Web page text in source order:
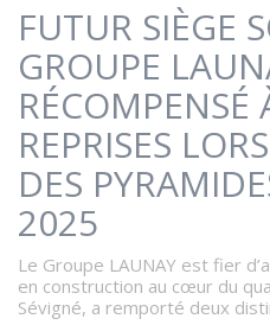
FUTUR SIÈGE
GROUPE
RÉCOMPENSÉ
REPRISES
DES
2025
Le Groupe LAUNAY est fier
en construction au cœur du
Sévigné, a remporté deux